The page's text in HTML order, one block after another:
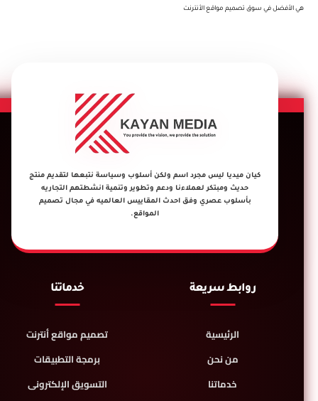
هي الأفضل في سوق تصميم مواقع الأنترنت
كيان ميديا ليس مجرد اسم ولكن أسلوب وسياسة نتبعها لتقديم منتج
حديث ومبتكر لعملاءنا ودعم وتطوير وتنمية انشطتهم التجاريه
بأسلوب عصري وفق احدث المقاييس العالميه في مجال تصميم
المواقع.
روابط سريعة
الرئيسية
من نحن
خدماتنا
خدماتنا
تصميم مواقع أنترنت
برمجة التطبيقات
التسويق الإلكترونى